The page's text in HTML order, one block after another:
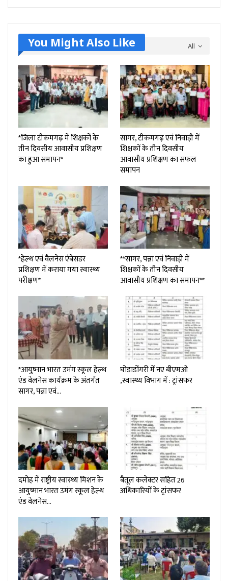
All
You Might Also Like
*जिला टीकमगढ़ में शिक्षकों के
तीन दिवसीय आवासीय प्रशिक्षण
का हुआ समापन*
सागर, टीकमगढ़ एवं निवाड़ी में
शिक्षकों के तीन दिवसीय
आवासीय प्रशिक्षण का सफल
समापन
*हेल्थ एवं वैलनेस एंबेसडर
प्रशिक्षण में कराया गया स्वास्थ्य
परीक्षण*
**सागर, पन्ना एवं निवाड़ी में
शिक्षकों के तीन दिवसीय
आवासीय प्रशिक्षण का समापन**
*आयुष्मान भारत उमंग स्कूल हेल्थ
एंड वेलनेस कार्यक्रम के अंतर्गत
सागर, पन्ना एवं…
घोड़ाडोंगरी में नए बीएमओ
,स्वास्थ्य विभाग में : ट्रांसफर
दमोह में राष्ट्रीय स्वास्थ्य मिशन के
आयुष्मान भारत उमंग स्कूल हेल्थ
एंड वेलनेस…
बैतूल कलेक्टर सहित 26
अधिकारियों के ट्रांसफर